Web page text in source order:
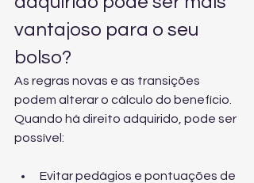
vantajoso para o seu
bolso?
As regras novas e as transições
podem alterar o cálculo do benefício.
Quando há direito adquirido, pode ser
possível:
Evitar pedágios e pontuações de